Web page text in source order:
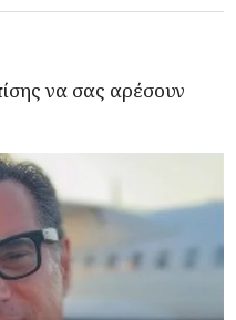
να σας αρέσουν